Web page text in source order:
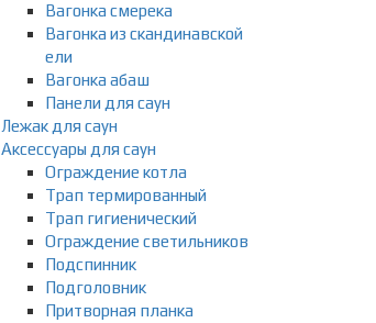
Вагонка смерека
Вагонка из скандинавской
ели
Вагонка абаш
Панели для саун
Лежак для саун
Аксессуары для саун
Ограждение котла
Трап термированный
Трап гигиенический
Ограждение светильников
Подспинник
Подголовник
Притворная планка